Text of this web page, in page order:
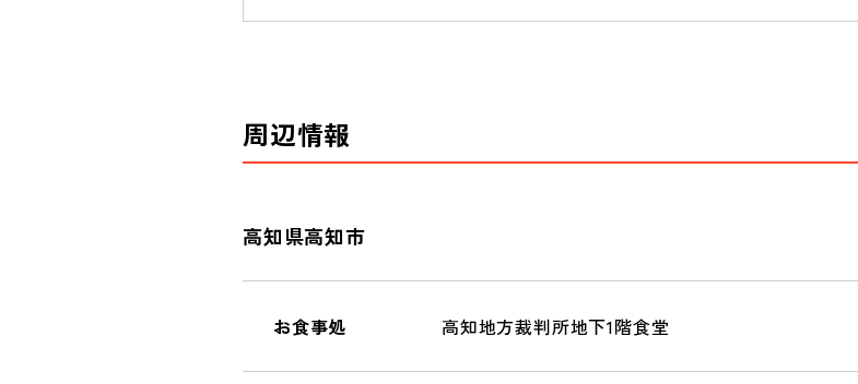
周辺情報
高知県高知市
お食事処 高知地方裁判所地下1階食堂